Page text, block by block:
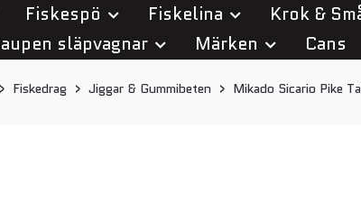
Fiskespö Fiskelina Krok &
släpvagnar Märken Cans
Fiskedrag Jiggar & Gummibeten Mikado Sicario Pike